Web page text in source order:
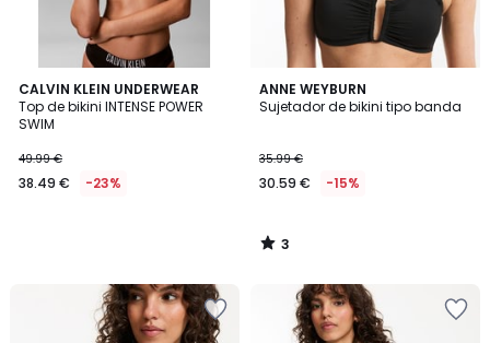
CALVIN KLEIN UNDERWEAR
Top de bikini INTENSE POWER
SWIM
49.99 €
38.49 € -23%
ANNE WEYBURN
Sujetador de bikini tipo banda
35.99 €
30.59 € -15%
3
/
3
/